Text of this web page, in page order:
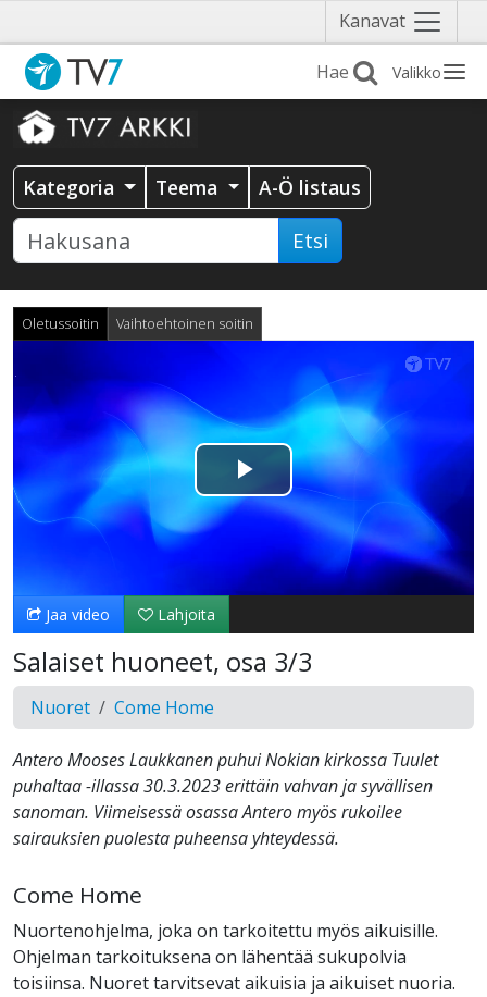
Kanavat Näytä
valikko
Valikko
Kategoria Teema A-Ö listaus
Etsi
Oletussoitin Vaihtoehtoinen soitin
Toista
Video
Jaa video Lahjoita
Salaiset huoneet, osa 3/3
Nuoret Come Home
Antero Mooses Laukkanen puhui Nokian kirkossa Tuulet
puhaltaa -illassa 30.3.2023 erittäin vahvan ja syvällisen
sanoman. Viimeisessä osassa Antero myös rukoilee
sairauksien puolesta puheensa yhteydessä.
Come Home
Nuortenohjelma, joka on tarkoitettu myös aikuisille.
Ohjelman tarkoituksena on lähentää sukupolvia
toisiinsa. Nuoret tarvitsevat aikuisia ja aikuiset nuoria.